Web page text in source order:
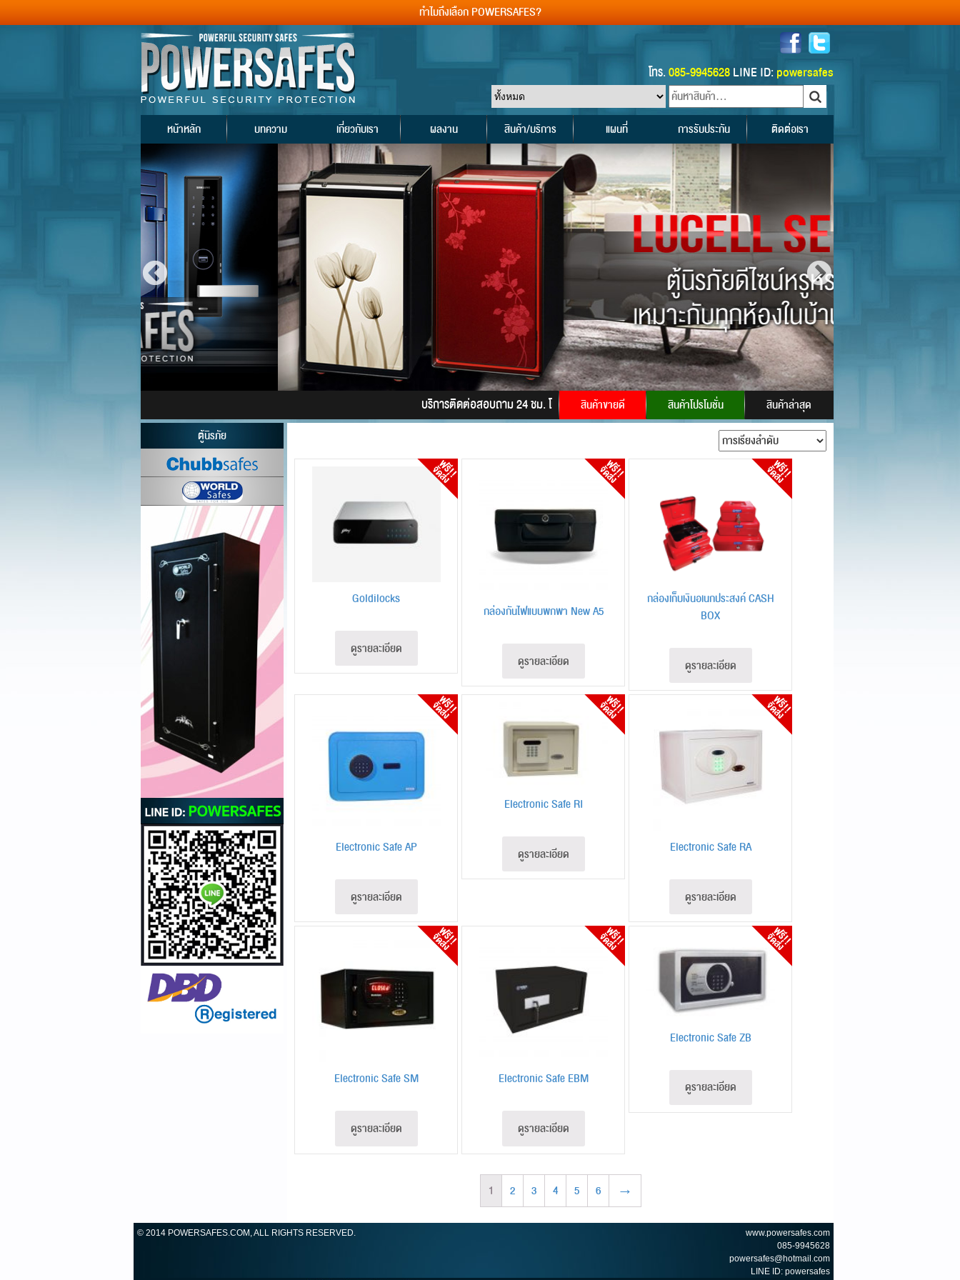
ทำไมถึงเลือก POWERSAFES?
โทร.085-9945628LINE ID: powersafes
หน้าหลัก บทความ เกี่ยวกับเรา ผลงาน สินค้า/บริการ แผนที่ การรับประกัน ติดต่อเรา
บริการติดต่อสอบถาม 24 ชม. โทร.085-9945628LINE ID: powersafes
สินค้าขายดี สินค้าโปรโมชั่น
สินค้าล่าสุด
ตู้นิรภัย
Goldilocks
ดูรายละเอียด
กล่องกันไฟแบบพกพา New A5
ดูรายละเอียด
กล่องเก็บเงินอเนกประสงค์ CASH
BOX
ดูรายละเอียด
Electronic Safe AP
ดูรายละเอียด
Electronic Safe RI
ดูรายละเอียด Electronic Safe RA
ดูรายละเอียด
Electronic Safe SM
ดูรายละเอียด
Electronic Safe EBM
ดูรายละเอียด
Electronic Safe ZB
ดูรายละเอียด
1 2 3 4 5 6 →
© 2014 POWERSAFES.COM, ALL RIGHTS RESERVED.
www.powersafes.com
085-9945628
powersafes@hotmail.com
LINE ID: powersafes